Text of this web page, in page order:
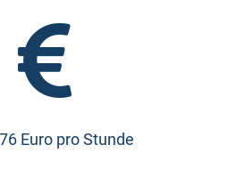

Euro pro Stunde